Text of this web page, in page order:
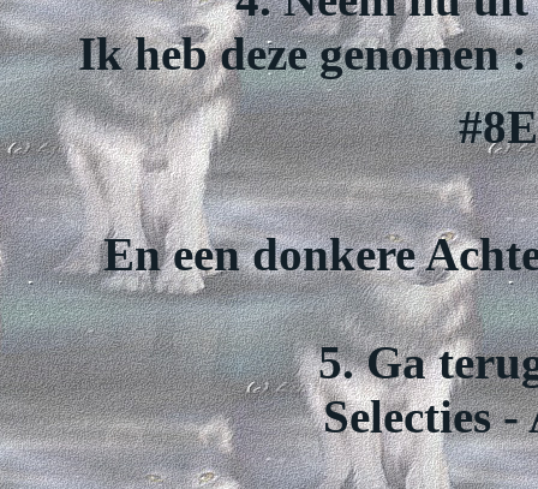
Ik heb deze genomen
En een donkere
5. Ga
Selecties -